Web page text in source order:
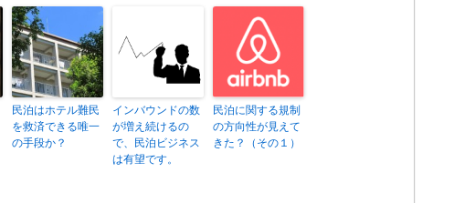
民泊はホテル難民
を救済できる唯一
の手段か？
インバウンドの数
が増え続けるの
で、民泊ビジネス
は有望です。
民泊に関する規制
の方向性が見えて
きた？（その１）